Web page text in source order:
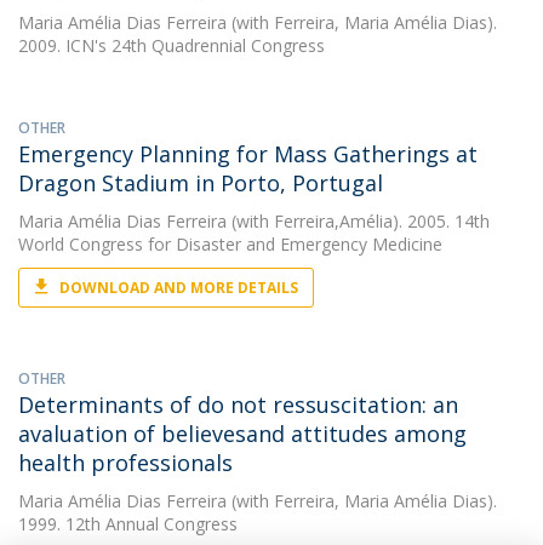
Maria Amélia Dias Ferreira (with Ferreira, Maria Amélia Dias).
2009. ICN's 24th Quadrennial Congress
OTHER
Emergency Planning for Mass Gatherings at
Dragon Stadium in Porto, Portugal
Maria Amélia Dias Ferreira (with Ferreira,Amélia). 2005. 14th
World Congress for Disaster and Emergency Medicine
DOWNLOAD AND MORE DETAILS
OTHER
Determinants of do not ressuscitation: an
avaluation of believesand attitudes among
health professionals
Maria Amélia Dias Ferreira (with Ferreira, Maria Amélia Dias).
1999. 12th Annual Congress